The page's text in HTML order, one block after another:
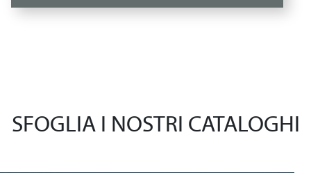
SFOGLIA I NOSTRI CATALOGHI